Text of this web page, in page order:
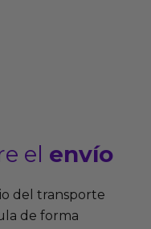
el envío
del transporte
de forma